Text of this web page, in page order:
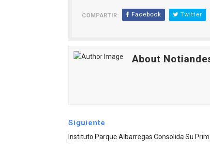
COMPARTIR: Facebook Twitter
About
Siguiente
Instituto Parque Albarregas Consolida Su